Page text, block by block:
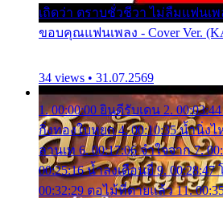
เถิดว่า ตราบชั่วชีวา ไม่ลืมแฟนเพ
ขอบคุณแฟนเพลง - Cover Ver.
34 views • 31.07.2569
1. 00:00:00 ยินดีรับเดน 2.
กิ่งทองใบหยก 4. 00:10:35 น้ำนิ่ง
ลานเท 6. 00:17:06 จำใจจาก 7.
00:25:16 น้ำลงเดือนยี่ 9.
00:32:29 ตอไม้ที่ตายแล้ว 11.